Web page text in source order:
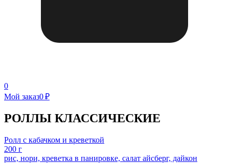
0
Мой заказ0 ₽
РОЛЛЫ КЛАССИЧЕСКИЕ
Ролл с кабачком и креветкой
200 г
рис, нори, креветка в панировке, салат айсберг, дайкон